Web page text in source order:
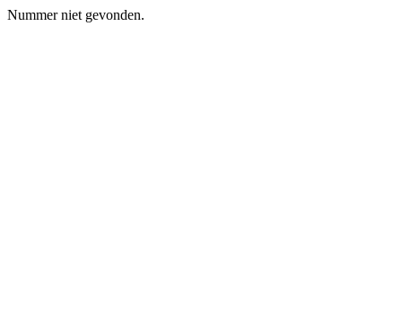
Nummer niet gevonden.